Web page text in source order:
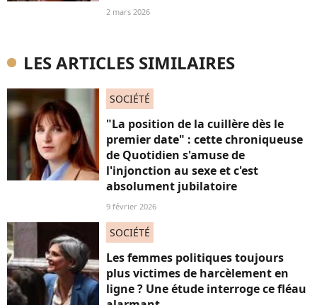
2 mars 2026
LES ARTICLES SIMILAIRES
SOCIÉTÉ
"La position de la cuillère dès le
premier date" : cette chroniqueuse
de Quotidien s'amuse de
l'injonction au sexe et c'est
absolument jubilatoire
9 février 2026
SOCIÉTÉ
Les femmes politiques toujours
plus victimes de harcèlement en
ligne ? Une étude interroge ce fléau